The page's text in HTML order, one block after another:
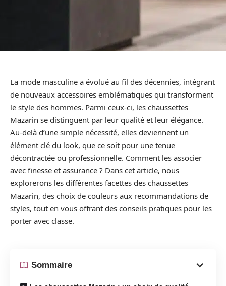
La mode masculine a évolué au fil des décennies, intégrant
de nouveaux accessoires emblématiques qui transforment
le style des hommes. Parmi ceux-ci, les chaussettes
Mazarin se distinguent par leur qualité et leur élégance.
Au-delà d’une simple nécessité, elles deviennent un
élément clé du look, que ce soit pour une tenue
décontractée ou professionnelle. Comment les associer
avec finesse et assurance ? Dans cet article, nous
explorerons les différentes facettes des chaussettes
Mazarin, des choix de couleurs aux recommandations de
styles, tout en vous offrant des conseils pratiques pour les
porter avec classe.
Sommaire